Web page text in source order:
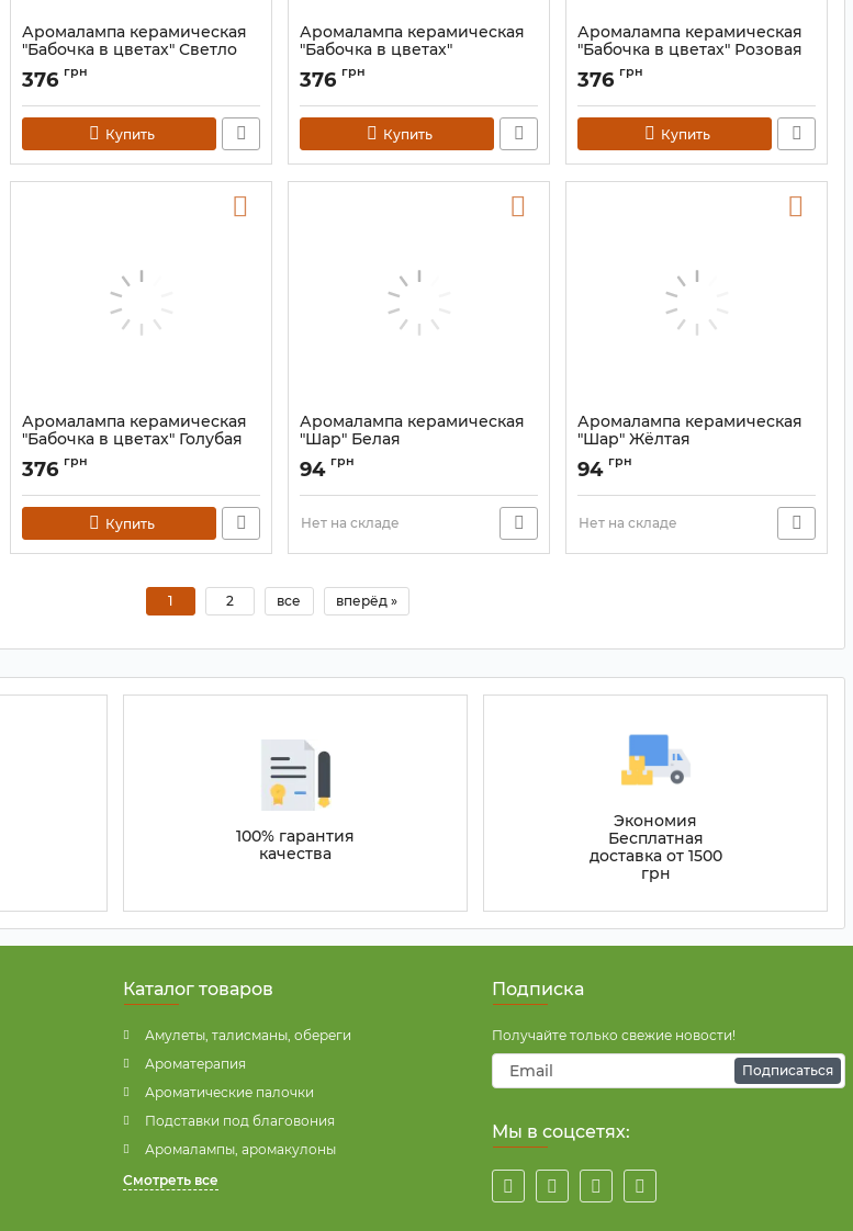
Аромалампа керамическая
"Бабочка в цветах" Светло
желтая
Артикул:
376 грн
Купить
Аромалампа керамическая
"Бабочка в цветах"
Салатовая
Артикул:
376 грн
Купить
Аромалампа керамическая
"Бабочка в цветах" Розовая
Артикул: 9120125
376 грн
Купить
Аромалампа керамическая
"Бабочка в цветах" Голубая
Артикул:
376 грн
Купить
Аромалампа керамическая
"Шар" Белая
Артикул:
94 грн
Нет на складе
Аромалампа керамическая
"Шар" Жёлтая
Артикул:
94 грн
Нет на складе
1 2 все вперёд »
100% гарантия
качества
Экономия
Бесплатная
доставка от 1500
грн
Каталог товаров
Амулеты, талисманы, обереги
Ароматерапия
Ароматические палочки
Подставки под благовония
Аромалампы, аромакулоны
Смотреть все
Подписка
Получайте только свежие новости!
Подписаться
Мы в соцсетях: